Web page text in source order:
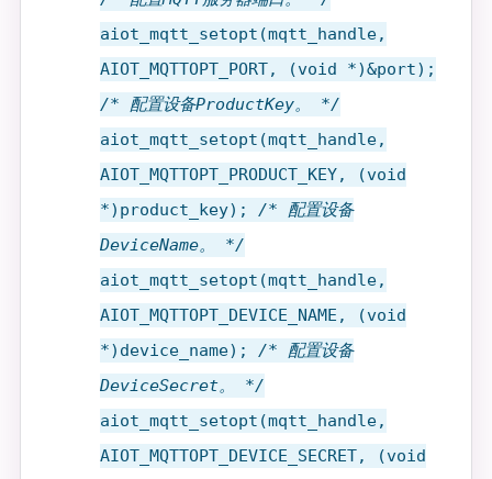
aiot_mqtt_setopt(mqtt_handle,
AIOT_MQTTOPT_PORT, (void *)&port);
/* 配置设备ProductKey。 */
aiot_mqtt_setopt(mqtt_handle,
AIOT_MQTTOPT_PRODUCT_KEY, (void
*)product_key); /* 配置设备
DeviceName。 */
aiot_mqtt_setopt(mqtt_handle,
AIOT_MQTTOPT_DEVICE_NAME, (void
*)device_name); /* 配置设备
DeviceSecret。 */
aiot_mqtt_setopt(mqtt_handle,
AIOT_MQTTOPT_DEVICE_SECRET, (void